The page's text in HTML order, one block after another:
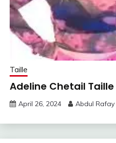
Taille
Adeline Chetail Taille
April 26, 2024 Abdul Rafay